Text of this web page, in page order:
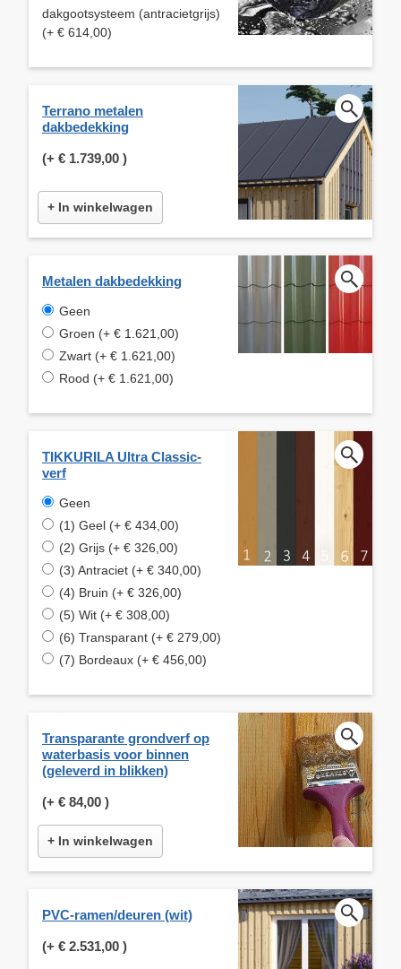
dakgootsysteem (antracietgrijs)
(+ € 614,00)
Terrano metalen
dakbedekking
(+ € 1.739,00 )
+ In winkelwagen
Metalen dakbedekking
Geen
Groen (+ € 1.621,00)
Zwart (+ € 1.621,00)
Rood (+ € 1.621,00)
TIKKURILA Ultra Classic-
verf
Geen
(1) Geel (+ € 434,00)
(2) Grijs (+ € 326,00)
(3) Antraciet (+ € 340,00)
(4) Bruin (+ € 326,00)
(5) Wit (+ € 308,00)
(6) Transparant (+ € 279,00)
(7) Bordeaux (+ € 456,00)
Transparante grondverf op
waterbasis voor binnen
(geleverd in blikken)
(+ € 84,00 )
+ In winkelwagen
PVC-ramen/deuren (wit)
(+ € 2.531,00 )